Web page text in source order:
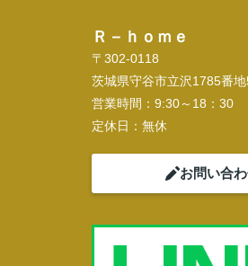
Ｒ－ｈｏｍｅ
〒302-0118
茨城県守谷市立沢1785番
営業時間： 9:30～18：30
定休日： 無休
お問い合